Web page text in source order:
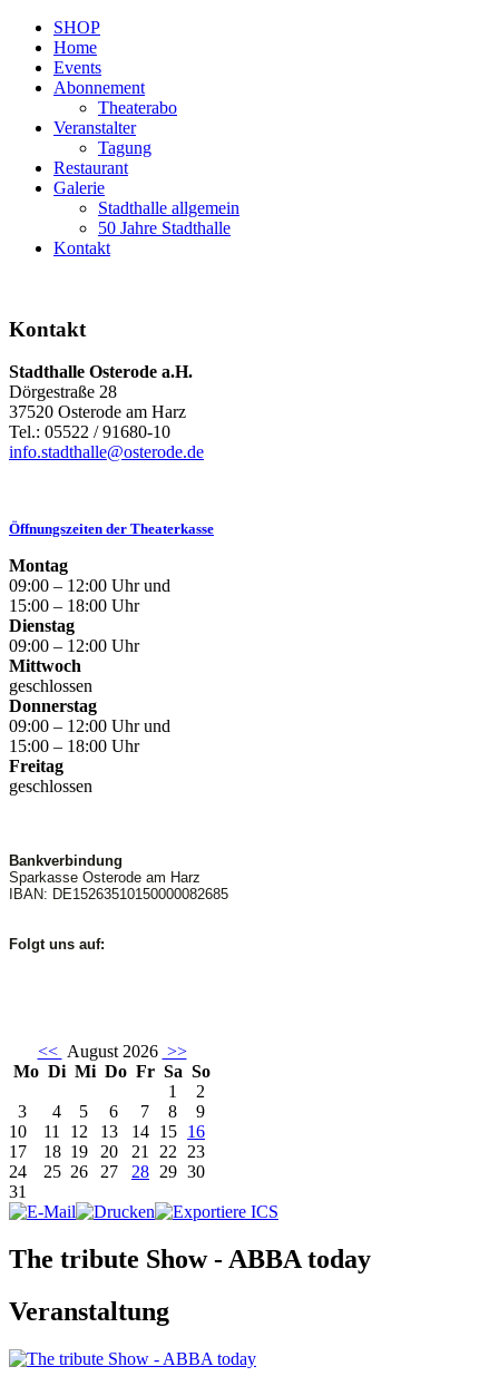
SHOP
Home
Events
Abonnement
Theaterabo
Veranstalter
Tagung
Restaurant
Galerie
Stadthalle allgemein
50 Jahre Stadthalle
Kontakt
Kontakt
Stadthalle Osterode a.H.
Dörgestraße 28
37520 Osterode am Harz
Tel.: 05522 / 91680-10
info.stadthalle@osterode.de
Öffnungszeiten der Theaterkasse
Montag
09:00 – 12:00 Uhr und
15:00 – 18:00 Uhr
Dienstag
09:00 – 12:00 Uhr
Mittwoch
geschlossen
Donnerstag
09:00 – 12:00 Uhr und
15:00 – 18:00 Uhr
Freitag
geschlossen
Bankverbindung
Sparkasse Osterode am Harz
IBAN: DE15263510150000082685
Folgt uns auf:
<< August 2026 >>
Mo Di Mi Do Fr Sa So
1
2
3
4 5 6 7 8
9
10
11 12 13 14 15 16
17
18 19 20 21 22 23
24
25 26 27 28 29 30
31
The tribute Show - ABBA today
Veranstaltung